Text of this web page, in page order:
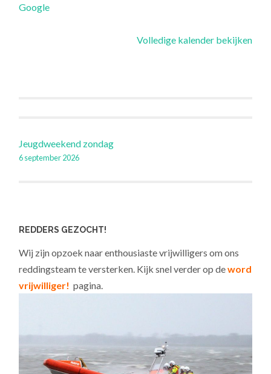
Google
Volledige kalender bekijken
Berichtnavigatie
Jeugdweekend zondag
6 september 2026
REDDERS GEZOCHT!
Wij zijn opzoek naar enthousiaste vrijwilligers om ons
reddingsteam te versterken. Kijk snel verder op deword
vrijwilliger! pagina.